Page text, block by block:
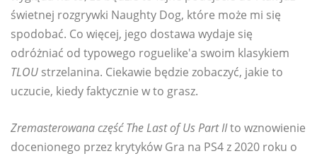
świetnej rozgrywki Naughty Dog, które może mi się
spodobać. Co więcej, jego dostawa wydaje się
odróżniać od typowego roguelike'a swoim klasykiem
TLOU strzelanina. Ciekawie będzie zobaczyć, jakie to
uczucie, kiedy faktycznie w to grasz.
Zremasterowana część The Last of Us Part IIto wznowienie
docenionego przez krytyków Gra na PS4 z 2020 roku o